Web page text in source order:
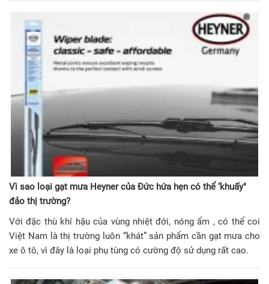
Vì sao loại gạt mưa Heyner của Đức hứa hẹn có thể ‘khuấy"
đảo thị trường?
Với đặc thù khí hậu của vùng nhiệt đới, nóng ẩm , có thể coi
Việt Nam là thị trường luôn “khát” sản phẩm cần gạt mưa cho
xe ô tô, vì đây là loại phụ tùng có cường độ sử dụng rất cao.